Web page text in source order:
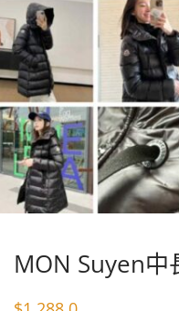
MON Suyen中